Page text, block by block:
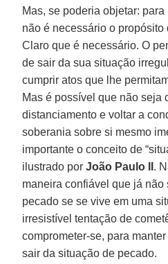
Mas, se poderia objetar:
não é necessário o
Claro que é necessário. O
de sair da sua situação
cumprir atos que lhe
Mas é possível que não seja
distanciamento e voltar a
soberania sobre si mesmo
importante o conceito de
ilustrado porJoão Paulo II .
maneira confiável que já não
pecado se se vive em uma
irresistível tentação de
comprometer-se, para
sair da situação de pecado.